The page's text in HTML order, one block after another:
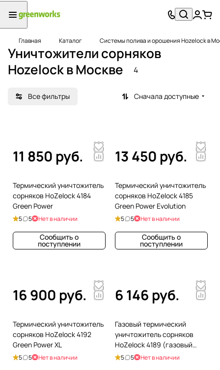
Главная Каталог Системы полива и орошения Hozelock в
Уничтожители сорняков
Hozelock в Москве
4
Все фильтры Сначала доступные
11 850 руб.
Термический уничтожитель
сорняков HoZelock 4184
Green Power
5 5 Нет в наличии
Сообщить о
поступлении
13 450 руб.
Термический уничтожитель
сорняков HoZelock 4185
Green Power Evolution
5 5 Нет в наличии
Сообщить о
поступлении
16 900 руб.
Термический уничтожитель
сорняков HoZelock 4192
Green Power XL
5 5 Нет в наличии
6 146 руб.
Газовый термический
уничтожитель сорняков
HoZelock 4189 (газовый
картридж в комплект не
5 5 Нет в наличии